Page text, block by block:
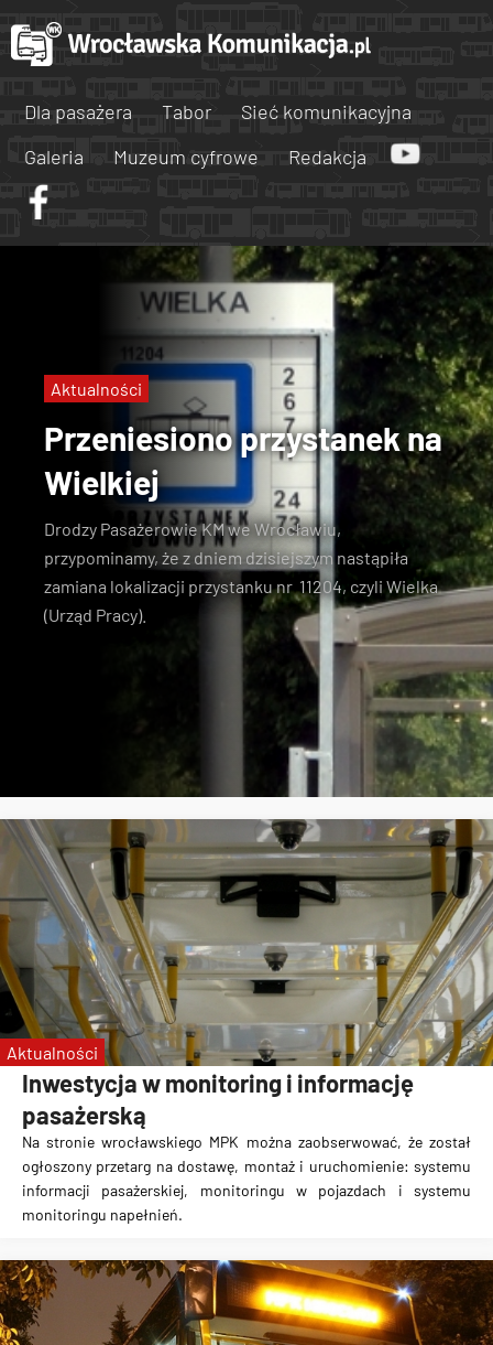
Dla pasażera Tabor
Sieć komunikacyjna
Galeria
Muzeum cyfrowe Redakcja
Przeniesiono przystanek na
Wielkiej
Drodzy Pasażerowie KM we Wrocławiu,
przypominamy, że z dniem dzisiejszym nastąpiła
zamiana lokalizacji przystanku nr 11204, czyli Wielka
(Urząd Pracy).
Aktualności
Inwestycja w monitoring i informację
pasażerską
Na stronie wrocławskiego MPK można zaobserwować, że został
ogłoszony przetarg na dostawę, montaż i uruchomienie: systemu
informacji pasażerskiej, monitoringu w pojazdach i systemu
monitoringu napełnień.
Aktualności